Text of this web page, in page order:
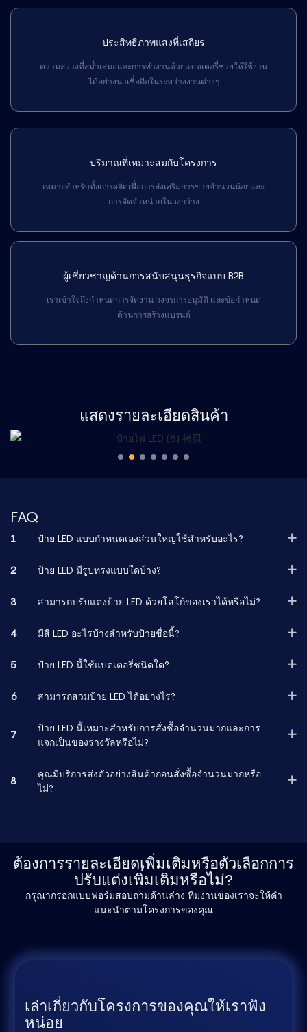
ประสิทธิภาพแสงที่เสถียร
ความสว่างที่สม่ำเสมอและการทำงานด้วยแบตเตอรี่ช่วยให้ใช้งาน
ได้อย่างน่าเชื่อถือในระหว่างงานต่างๆ
ปริมาณที่เหมาะสมกับโครงการ
เหมาะสำหรับทั้งการผลิตเพื่อการส่งเสริมการขายจำนวนน้อยและ
การจัดจำหน่ายในวงกว้าง
ผู้เชี่ยวชาญด้านการสนับสนุนธุรกิจแบบ B2B
เราเข้าใจถึงกำหนดการจัดงาน วงจรการอนุมัติ และข้อกำหนด
ด้านการสร้างแบรนด์
แสดงรายละเอียดสินค้า
FAQ
1 ป้าย LED แบบกำหนดเองส่วนใหญ่ใช้สำหรับอะไร?
2 ป้าย LED มีรูปทรงแบบใดบ้าง?
3 สามารถปรับแต่งป้าย LED ด้วยโลโก้ของเราได้หรือไม่?
4 มีสี LED อะไรบ้างสำหรับป้ายชื่อนี้?
5 ป้าย LED นี้ใช้แบตเตอรี่ชนิดใด?
6 สามารถสวมป้าย LED ได้อย่างไร?
7
ป้าย LED นี้เหมาะสำหรับการสั่งซื้อจำนวนมากและการ
แจกเป็นของรางวัลหรือไม่?
8
คุณมีบริการส่งตัวอย่างสินค้าก่อนสั่งซื้อจำนวนมากหรือ
ไม่?
ต้องการรายละเอียดเพิ่มเติมหรือตัวเลือกการ
ปรับแต่งเพิ่มเติมหรือไม่?
กรุณากรอกแบบฟอร์มสอบถามด้านล่าง ทีมงานของเราจะให้คำ
แนะนำตามโครงการของคุณ
เล่าเกี่ยวกับโครงการของคุณให้เราฟัง
หน่อย